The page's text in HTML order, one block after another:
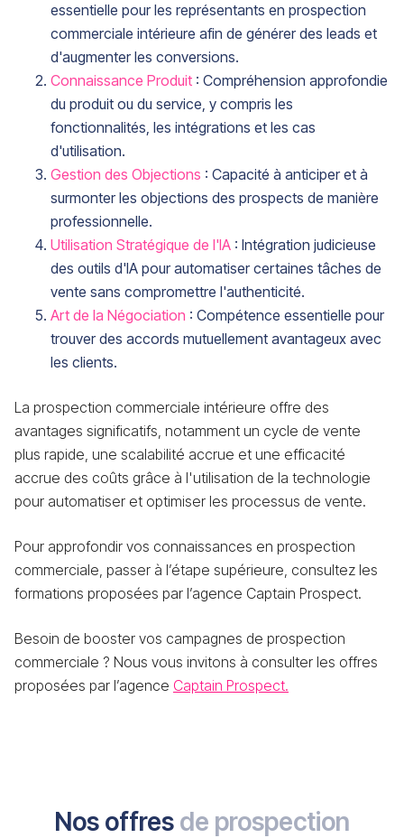
essentielle pour les représentants en prospection
commerciale intérieure afin de générer des leads et
d'augmenter les conversions.
Connaissance Produit : Compréhension approfondie
du produit ou du service, y compris les
fonctionnalités, les intégrations et les cas
d'utilisation.
Gestion des Objections : Capacité à anticiper et à
surmonter les objections des prospects de manière
professionnelle.
Utilisation Stratégique de l'IA : Intégration judicieuse
des outils d'IA pour automatiser certaines tâches de
vente sans compromettre l'authenticité.
Art de la Négociation : Compétence essentielle pour
trouver des accords mutuellement avantageux avec
les clients.
La prospection commerciale intérieure offre des
avantages significatifs, notamment un cycle de vente
plus rapide, une scalabilité accrue et une efficacité
accrue des coûts grâce à l'utilisation de la technologie
pour automatiser et optimiser les processus de vente.
Pour approfondir vos connaissances en prospection
commerciale, passer à l’étape supérieure, consultez les
formations proposées par l’agence Captain Prospect.
Besoin de booster vos campagnes de prospection
commerciale ? Nous vous invitons à consulter les offres
proposées par l’agence Captain Prospect.
Nos offres de prospection